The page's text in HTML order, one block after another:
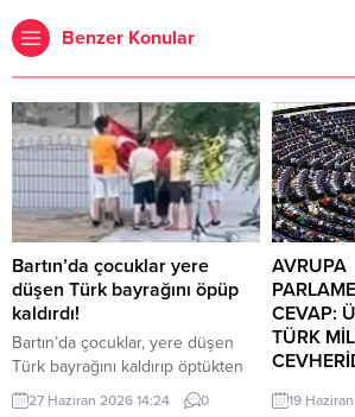
Benzer Konular
Bartın’da çocuklar yere
düşen Türk bayrağını öpüp
kaldırdı!
Bartın’da çocuklar, yere düşen
Türk bayrağını kaldırıp öptükten
sonra gelen itfaiye ekiplerinin de
27 Haziran 2026 14:24 0
AVRUPA
CEVAP:
TÜRK
MHP
19